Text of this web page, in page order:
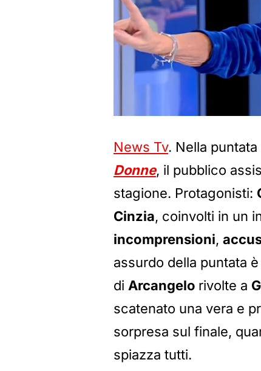
News Tv. Nella
Donne, il pubblico
stagione. Protagonisti:
Cinzia, coinvolti in un
incomprensioni,
assurdo della puntata
di Arcangelo rivolte a
scatenato una vera e
sorpresa sul finale,
spiazza tutti.